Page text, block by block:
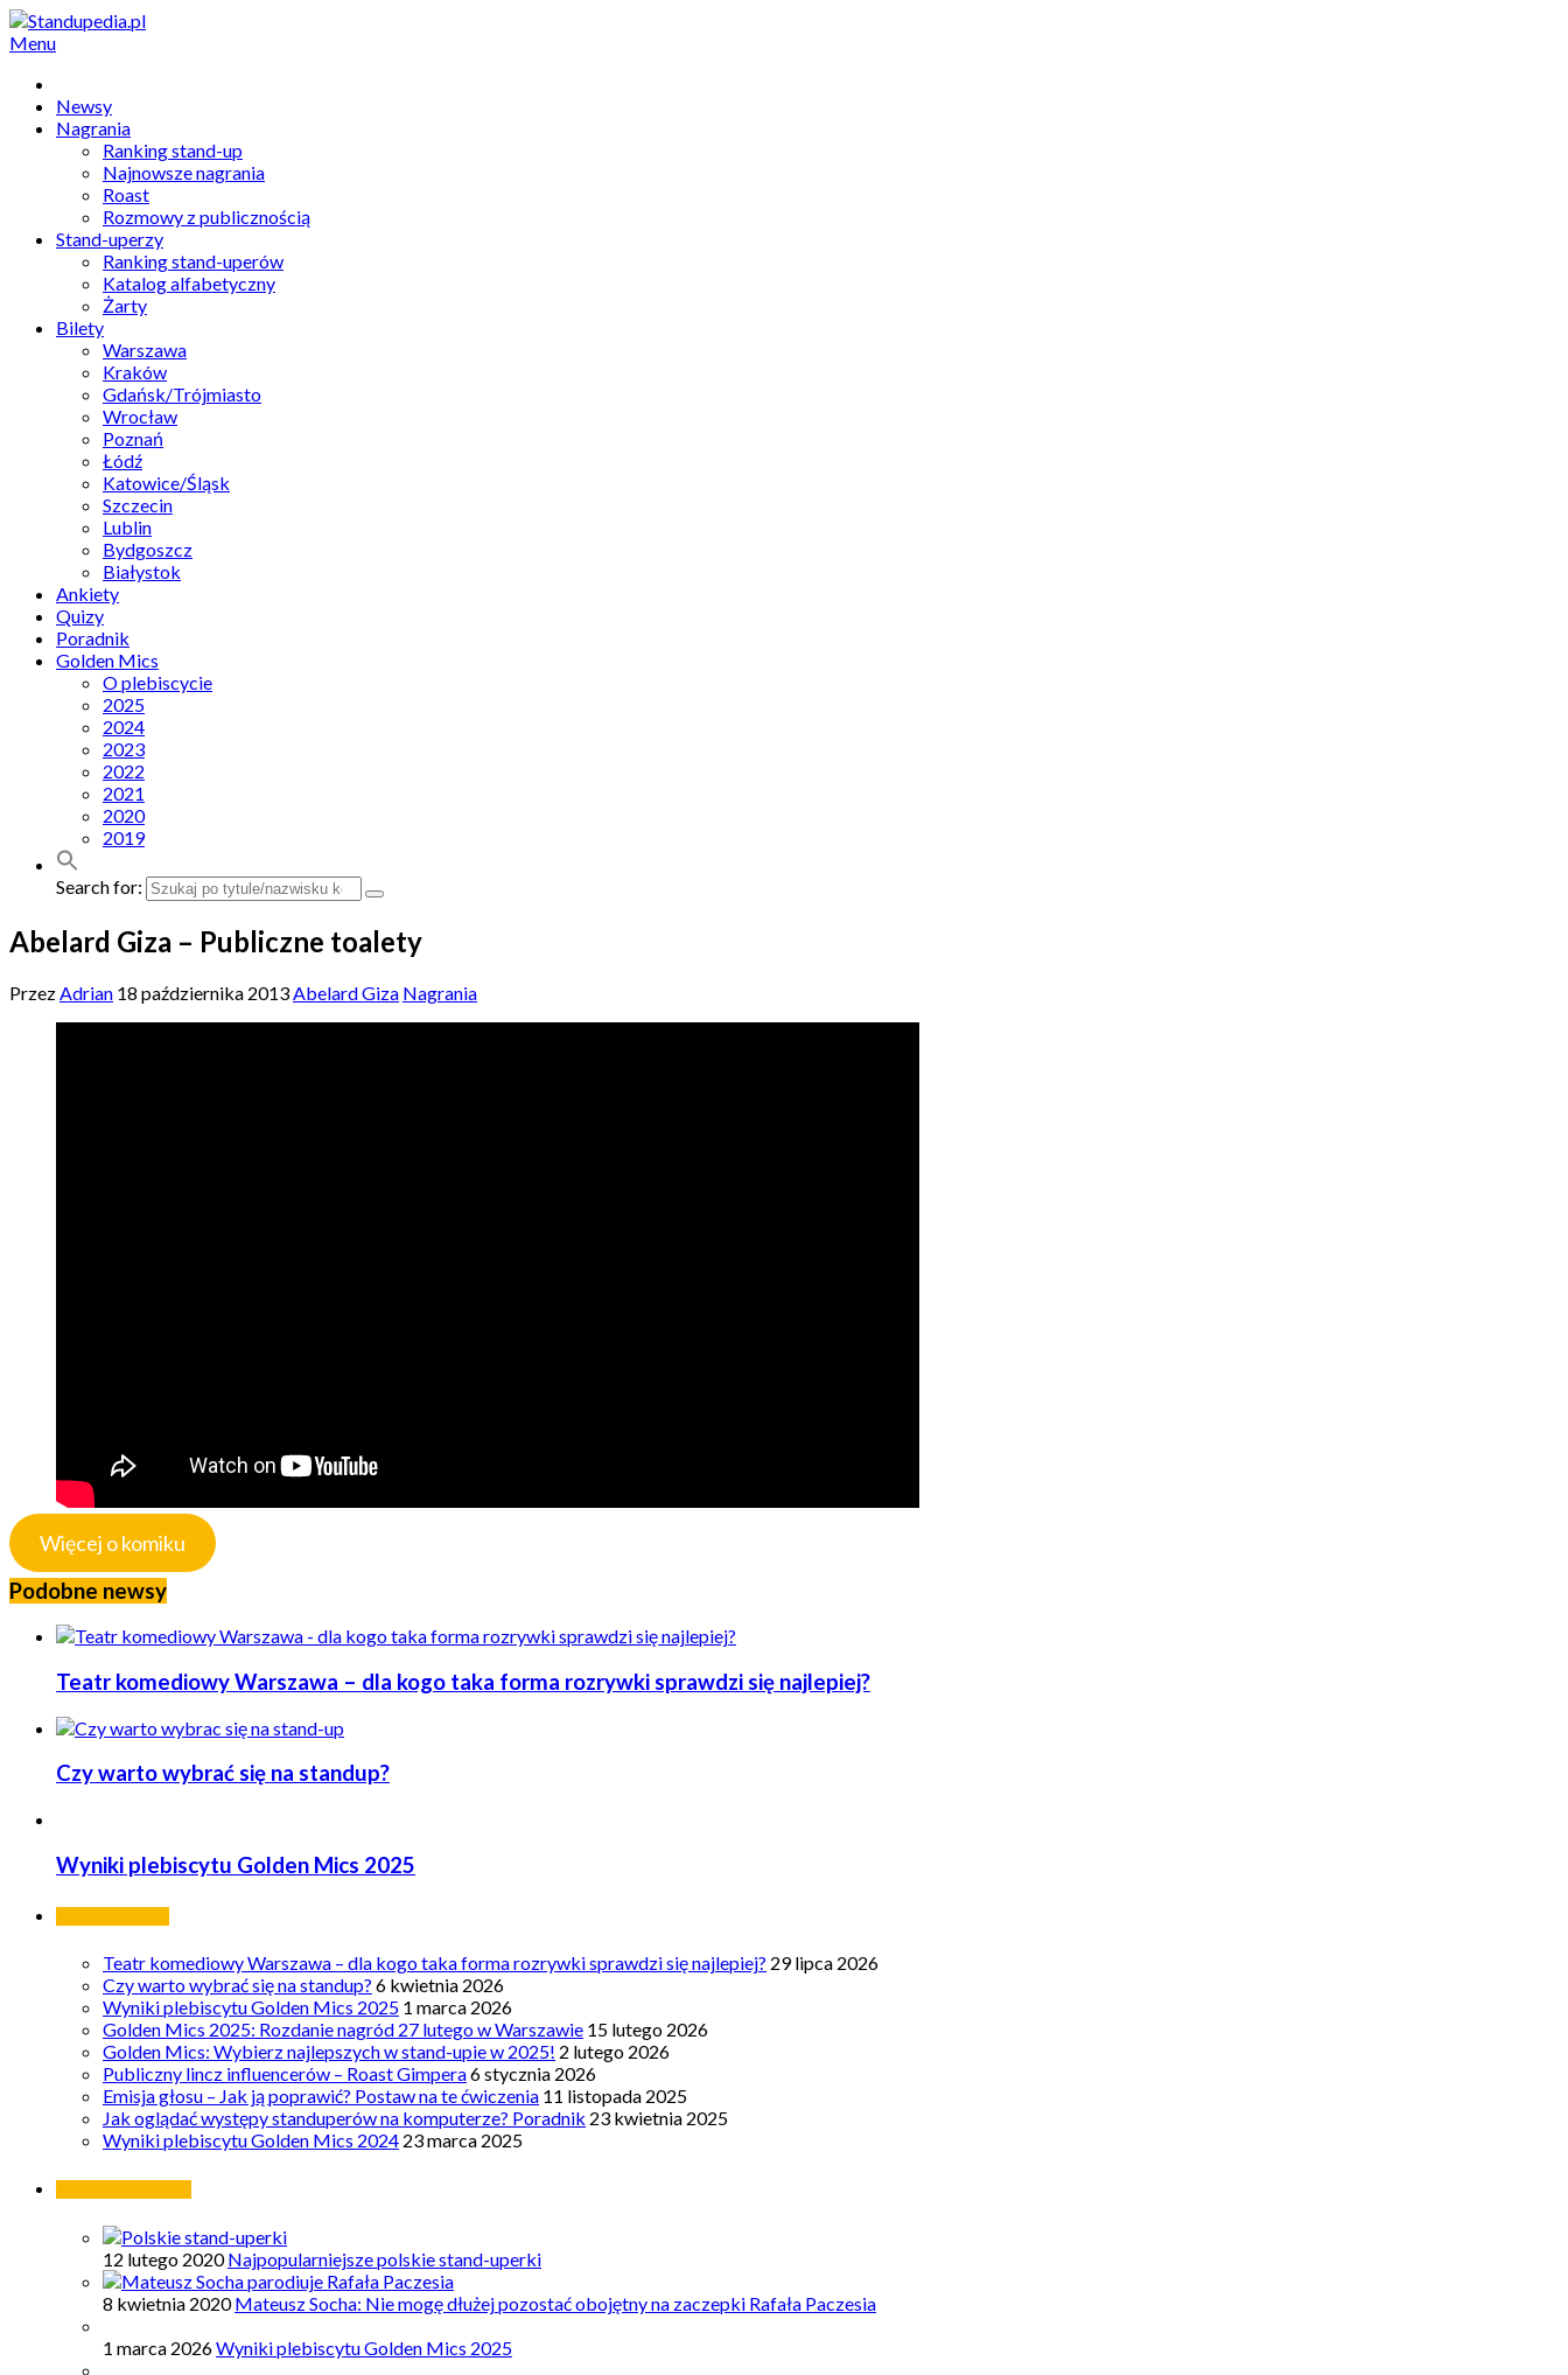
Menu
Newsy
Nagrania
Ranking stand-up
Najnowsze nagrania
Roast
Rozmowy z publicznością
Stand-uperzy
Ranking stand-uperów
Katalog alfabetyczny
Żarty
Bilety
Warszawa
Kraków
Gdańsk/Trójmiasto
Wrocław
Poznań
Łódź
Katowice/Śląsk
Szczecin
Lublin
Bydgoszcz
Białystok
Ankiety
Quizy
Poradnik
Golden Mics
O plebiscycie
2025
2024
2023
2022
2021
2020
2019
Search for:
Abelard Giza – Publiczne toalety
PrzezAdrian 18 października 2013Abelard Giza Nagrania
Więcej o komiku
Podobne newsy
Teatr komediowy Warszawa – dla kogo taka forma rozrywki sprawdzi się najlepiej?
Czy warto wybrać się na standup?
Wyniki plebiscytu Golden Mics 2025
Teatr komediowy Warszawa – dla kogo taka forma rozrywki sprawdzi się najlepiej? 29 lipca 2026
Czy warto wybrać się na standup? 6 kwietnia 2026
Wyniki plebiscytu Golden Mics 2025 1 marca 2026
Golden Mics 2025: Rozdanie nagród 27 lutego w Warszawie 15 lutego 2026
Golden Mics: Wybierz najlepszych w stand-upie w 2025! 2 lutego 2026
Publiczny lincz influencerów – Roast Gimpera6 stycznia 2026
Emisja głosu – Jak ją poprawić? Postaw na te ćwiczenia 11 listopada 2025
Jak oglądać występy standuperów na komputerze? Poradnik 23 kwietnia 2025
Wyniki plebiscytu Golden Mics 2024 23 marca 2025
12 lutego 2020 Najpopularniejsze polskie stand-uperki
8 kwietnia 2020 Mateusz Socha: Nie mogę dłużej pozostać obojętny na zaczepki Rafała Paczesia
1 marca 2026Wyniki plebiscytu Golden Mics 2025